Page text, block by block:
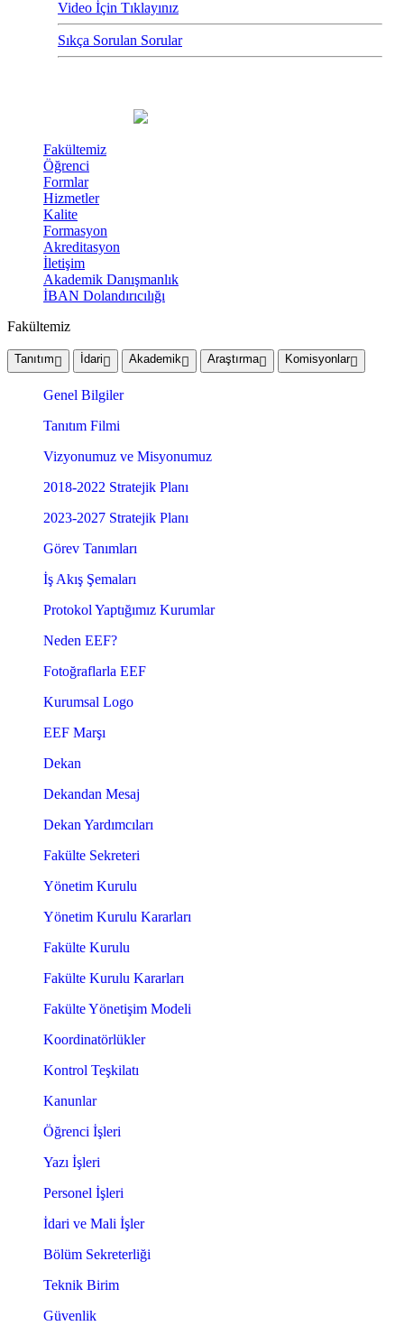
Video İçin Tıklayınız
Sıkça Sorulan Sorular
Fakültemiz
Öğrenci
Formlar
Hizmetler
Kalite
Formasyon
Akreditasyon
İletişim
Akademik Danışmanlık
İBAN Dolandırıcılığı
Fakültemiz
Tanıtım İdari Akademik Araştırma Komisyonlar
Genel Bilgiler
Tanıtım Filmi
Vizyonumuz ve Misyonumuz
2018-2022 Stratejik Planı
2023-2027 Stratejik Planı
Görev Tanımları
İş Akış Şemaları
Protokol Yaptığımız Kurumlar
Neden EEF?
Fotoğraflarla EEF
Kurumsal Logo
EEF Marşı
Dekan
Dekandan Mesaj
Dekan Yardımcıları
Fakülte Sekreteri
Yönetim Kurulu
Yönetim Kurulu Kararları
Fakülte Kurulu
Fakülte Kurulu Kararları
Fakülte Yönetişim Modeli
Koordinatörlükler
Kontrol Teşkilatı
Kanunlar
Öğrenci İşleri
Yazı İşleri
Personel İşleri
İdari ve Mali İşler
Bölüm Sekreterliği
Teknik Birim
Güvenlik